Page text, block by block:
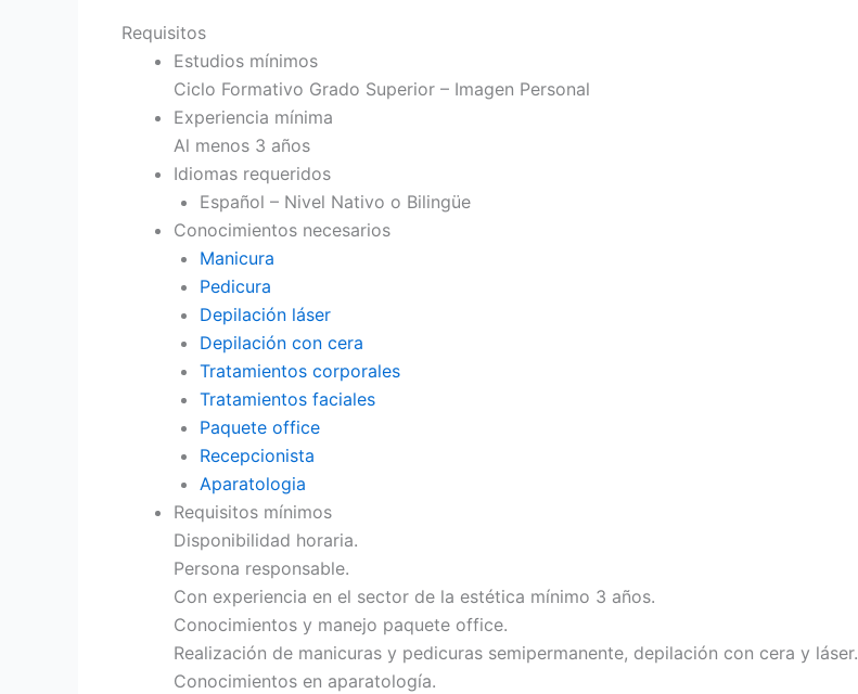
Requisitos
Estudios mínimos
Ciclo Formativo Grado Superior – Imagen Personal
Experiencia mínima
Al menos 3 años
Idiomas requeridos
Español – Nivel Nativo o Bilingüe
Conocimientos necesarios
Manicura
Pedicura
Depilación láser
Depilación con cera
Tratamientos corporales
Tratamientos faciales
Paquete office
Recepcionista
Aparatologia
Requisitos mínimos
Disponibilidad horaria.
Persona responsable.
Con experiencia en el sector de la estética mínimo 3 años.
Conocimientos y manejo paquete office.
Realización de manicuras y pedicuras semipermanente, depilación con cera y láser.
Conocimientos en aparatología.